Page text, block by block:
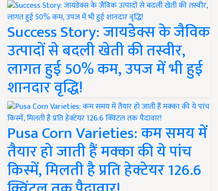
Success Story: जायडेक्स के जैविक
उत्पादों से बदली खेती की तस्वीर,
लागत हुई 50% कम, उपज में भी हुई
शानदार वृद्धि!
Pusa Corn Varieties: कम समय में
तैयार हो जाती हैं मक्का की ये पांच
किस्में, मिलती है प्रति हेक्टेयर 126.6